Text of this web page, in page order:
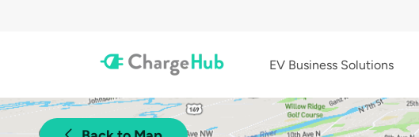
EV Business Solutions